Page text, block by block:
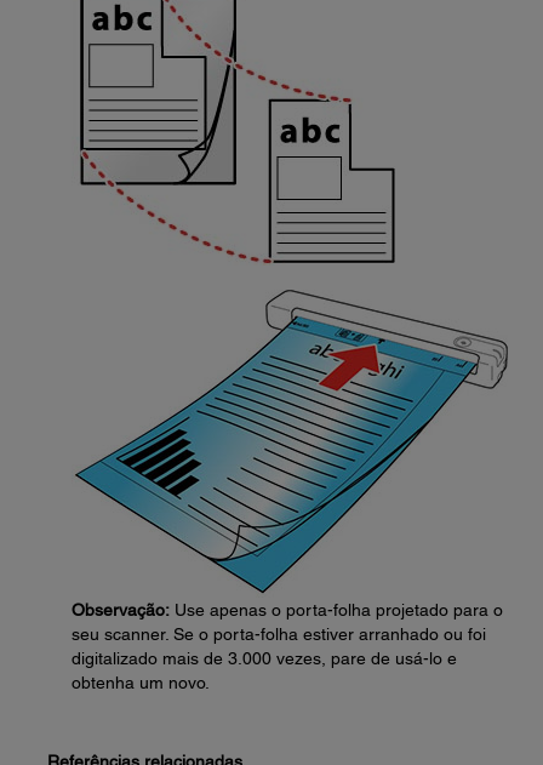
Observação: Use apenas o porta-folha projetado para o
seu scanner. Se o porta-folha estiver arranhado ou foi
digitalizado mais de 3.000 vezes, pare de usá-lo e
obtenha um novo.